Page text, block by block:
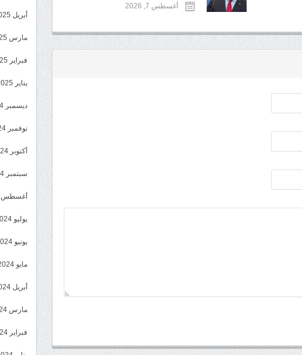
أغسطس 7, 2026
أبريل 2025
مارس 2025
فبراير 2025
يناير 2025
ديسمبر 2024
نوفمبر 2024
أكتوبر 2024
سبتمبر 2024
أغسطس 2024
يوليو 2024
يونيو 2024
مايو 2024
أبريل 2024
مارس 2024
فبراير 2024